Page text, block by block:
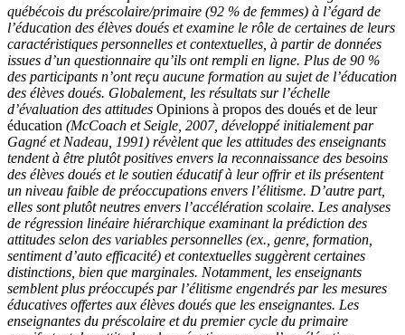
québécois du préscolaire/primaire (92 % de femmes) à l’égard de
l’éducation des élèves doués et examine le rôle de certaines de leurs
caractéristiques personnelles et contextuelles, à partir de données
issues d’un questionnaire qu’ils ont rempli en ligne. Plus de 90 %
des participants n’ont reçu aucune formation au sujet de l’éducation
des élèves doués. Globalement, les résultats sur l’échelle
d’évaluation des attitudes Opinions à propos des doués et de leur
éducation (McCoach et Seigle, 2007, développé initialement par
Gagné et Nadeau, 1991) révèlent que les attitudes des enseignants
tendent à être plutôt positives envers la reconnaissance des besoins
des élèves doués et le soutien éducatif à leur offrir et ils présentent
un niveau faible de préoccupations envers l’élitisme. D’autre part,
elles sont plutôt neutres envers l’accélération scolaire. Les analyses
de régression linéaire hiérarchique examinant la prédiction des
attitudes selon des variables personnelles (ex., genre, formation,
sentiment d’auto efficacité) et contextuelles suggèrent certaines
distinctions, bien que marginales. Notamment, les enseignants
semblent plus préoccupés par l’élitisme engendrés par les mesures
éducatives offertes aux élèves doués que les enseignantes. Les
enseignantes du préscolaire et du premier cycle du primaire